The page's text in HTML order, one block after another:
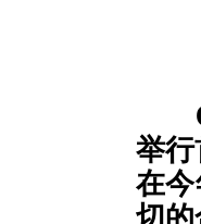
举
在
切